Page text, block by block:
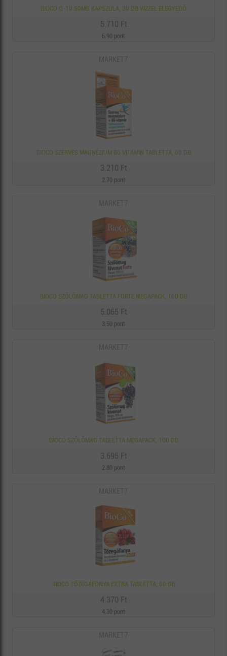
BIOCO Q-10 50MG KAPSZULA, 30 DB VÍZZEL ELEGYEDŐ
5.710 Ft
6.90 pont
BIOCO SZERVES MAGNÉZIUM B6 VITAMIN TABLETTA, 60 DB
3.210 Ft
2.70 pont
BIOCO SZŐLŐMAG TABLETTA FORTE MEGAPACK, 100 DB
5.065 Ft
3.50 pont
BIOCO SZŐLŐMAG TABLETTA MEGAPACK, 100 DB
3.695 Ft
2.80 pont
BIOCO TŐZEGÁFONYA EXTRA TABLETTA, 60 DB
4.370 Ft
4.30 pont